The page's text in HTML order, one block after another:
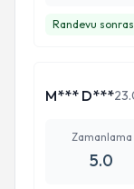
size güven
Randevu
M*** D***
Zamanlama
5.0